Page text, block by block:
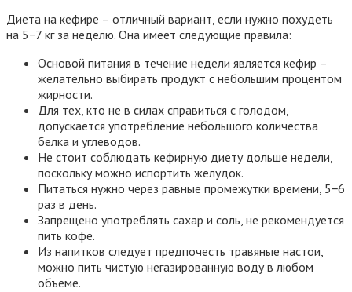
Диета на кефире – отличный вариант, если нужно похудеть
на 5−7 кг за неделю. Она имеет следующие правила:
Основой питания в течение недели является кефир –
желательно выбирать продукт с небольшим процентом
жирности.
Для тех, кто не в силах справиться с голодом,
допускается употребление небольшого количества
белка и углеводов.
Не стоит соблюдать кефирную диету дольше недели,
поскольку можно испортить желудок.
Питаться нужно через равные промежутки времени, 5−6
раз в день.
Запрещено употреблять сахар и соль, не рекомендуется
пить кофе.
Из напитков следует предпочесть травяные настои,
можно пить чистую негазированную воду в любом
объеме.